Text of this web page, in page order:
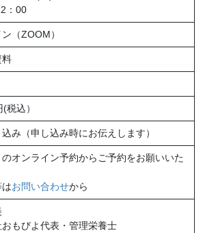
：00
（ZOOM）
料
税込）
み（申し込み時にお伝えします）
のオンライン予約からご予約をお願いいた
はお問い合わせから
もびよ代表・管理栄養士